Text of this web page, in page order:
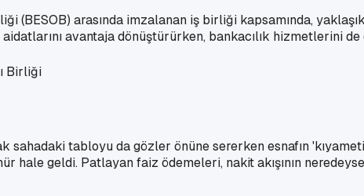
(BESOB) arasında imzalanan iş birliği kapsamında,
avantaja dönüştürürken, bankacılık hizmetlerini
Birliği
sahadaki tabloyu da gözler önüne sererken esnafın
hale geldi. Patlayan faiz ödemeleri, nakit akışının